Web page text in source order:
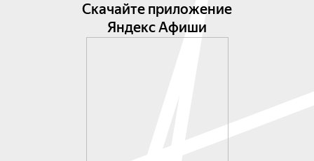
Скачайте приложение
Яндекс Афиши